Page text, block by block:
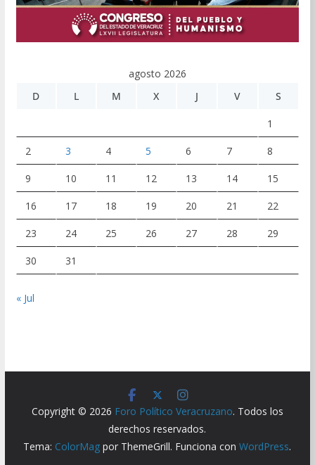
agosto 2026
D
L M X J V S
1
2 3 4 5 6 7 8
9 10 11 12 13 14 15
16 17 18 19 20 21 22
23 24 25 26 27 28 29
30 31
« Jul
Copyright © 2026 Foro Político Veracruzano. Todos los
derechos reservados.
Tema: ColorMag por ThemeGrill. Funciona conWordPress.